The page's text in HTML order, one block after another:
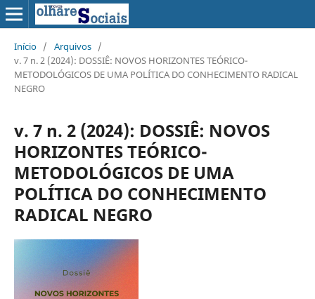
Início / Arquivos /
v. 7 n. 2 (2024): DOSSIÊ: NOVOS HORIZONTES TEÓRICO-
METODOLÓGICOS DE UMA POLÍTICA DO CONHECIMENTO RADICAL
NEGRO
v. 7 n. 2 (2024): DOSSIÊ: NOVOS
HORIZONTES TEÓRICO-
METODOLÓGICOS DE UMA
POLÍTICA DO CONHECIMENTO
RADICAL NEGRO